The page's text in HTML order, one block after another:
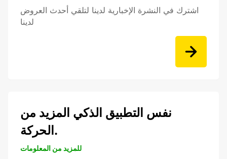
اشترك في النشرة الإخبارية لدينا لتلقي أحدث العروض
لدينا
نفس التطبيق الذكي المزيد من
الحركة.
للمزيد من المعلومات